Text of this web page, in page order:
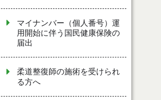
マイナンバー（個人番号）運
用開始に伴う国民健康保険の
届出
柔道整復師の施術を受けられ
る方へ